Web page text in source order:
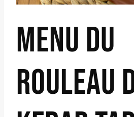
MENU DU
ROULEAU